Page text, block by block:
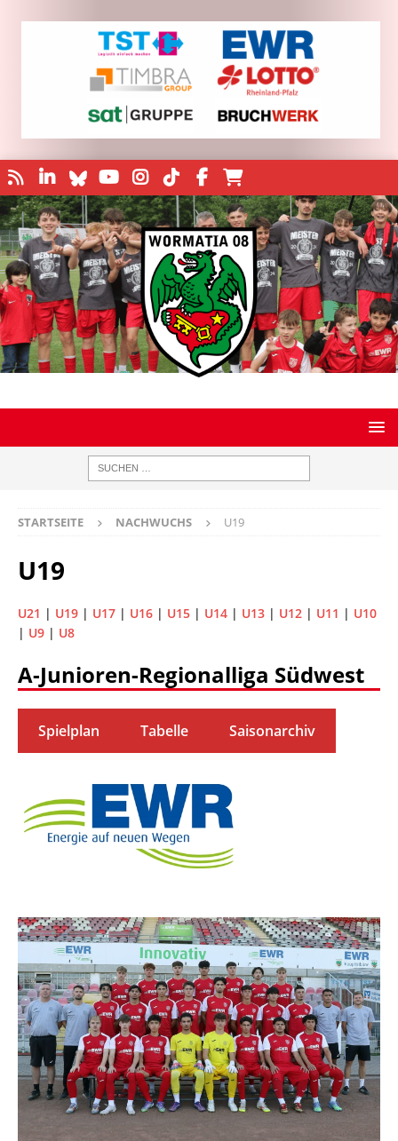
STARTSEITE NACHWUCHS U19
U19
U21 | U19 | U17 | U16 | U15 | U14 | U13 | U12 | U11 | U10
| U9 | U8
A-Junioren-Regionalliga Südwest
Spielplan Tabelle Saisonarchiv